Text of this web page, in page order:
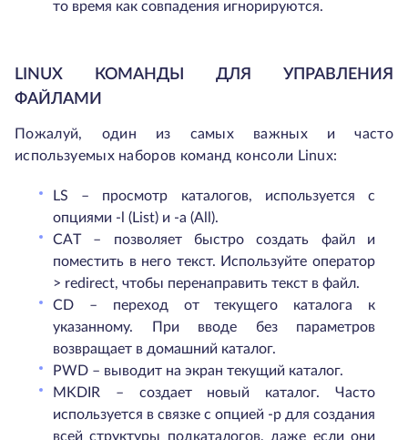
то время как совпадения игнорируются.
LINUX КОМАНДЫ ДЛЯ УПРАВЛЕНИЯ
ФАЙЛАМИ
Пожалуй, один из самых важных и часто
используемых наборов команд консоли Linux:
LS – просмотр каталогов, используется с
опциями -l (List) и -a (All).
CAT – позволяет быстро создать файл и
поместить в него текст. Используйте оператор
> redirect, чтобы перенаправить текст в файл.
CD – переход от текущего каталога к
указанному. При вводе без параметров
возвращает в домашний каталог.
PWD – выводит на экран текущий каталог.
MKDIR – создает новый каталог. Часто
используется в связке с опцией -p для создания
всей структуры подкаталогов, даже если они